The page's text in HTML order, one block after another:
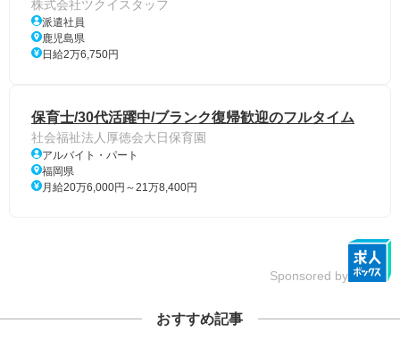
株式会社ツクイスタッフ
派遣社員
鹿児島県
日給2万6,750円
保育士/30代活躍中/ブランク復帰歓迎のフルタイム
社会福祉法人厚徳会大日保育園
アルバイト・パート
福岡県
月給20万6,000円～21万8,400円
Sponsored by
おすすめ記事